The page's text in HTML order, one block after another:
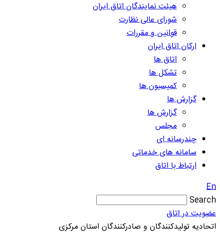
هیئت نمایندگان اتاق ایران
شورای عالی نظارت
قوانین و مقررات
ارکان اتاق ایران
اتاق ها
تشکل ها
کمیسیون ها
گزارش ها
گزارش ها
مجلس
چندرسانه ای
سامانه های خدماتی
ارتباط با اتاق
En
Search
عضویت در اتاق
اتحادیه تولیدکنندگان و صادرکنندگان استان مرکزی